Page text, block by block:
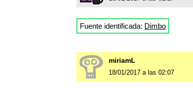
Fuente identificada: Dimbo
miriamL
18/01/2017 a las 02:07